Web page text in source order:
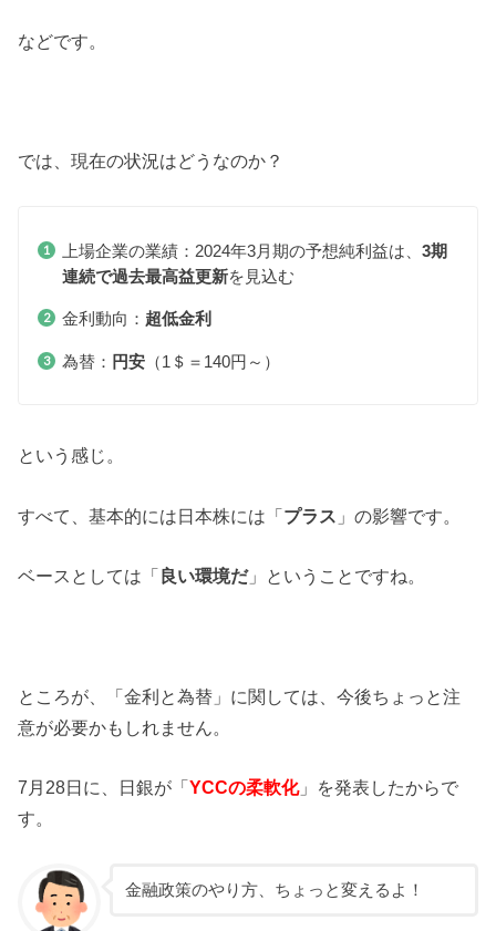
などです。
では、現在の状況はどうなのか？
上場企業の業績：2024年3月期の予想純利益は、 3期
連続で過去最高益更新を見込む
金利動向： 超低金利
為替： 円安（1＄＝140円～）
という感じ。
すべて、基本的には日本株には「プラス 」の影響です。
ベースとしては「良い環境だ」ということですね。
ところが、「金利と為替」に関しては、今後ちょっと注
意が必要かもしれません。
7月28日に、日銀が「YCCの柔軟化」を発表したからで
す。
金融政策のやり方、ちょっと変えるよ！